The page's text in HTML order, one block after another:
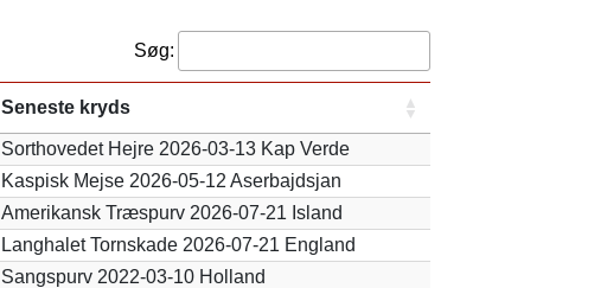
Søg:
Seneste kryds
Sorthovedet Hejre 2026-03-13 Kap Verde
Kaspisk Mejse 2026-05-12 Aserbajdsjan
Amerikansk Træspurv 2026-07-21 Island
Langhalet Tornskade 2026-07-21 England
Sangspurv 2022-03-10 Holland